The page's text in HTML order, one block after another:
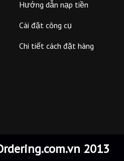
Hướng dẫn nạp tiền
Cài đặt công cụ
Chi tiết cách đặt hàng
2013